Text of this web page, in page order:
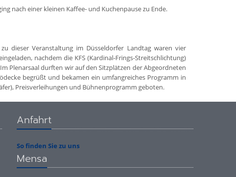
nach einer kleinen Kaffee- und Kuchenpause zu Ende.
dieser Veranstaltung im Düsseldorfer Landtag waren vier
nachdem die KFS (Kardinal-Frings-Streitschlichtung)
Plenarsaal durften wir auf den Sitzplätzen der Abgeordneten
begrüßt und bekamen ein umfangreiches Programm in
Preisverleihungen und Bühnenprogramm geboten.
Anfahrt
So finden Sie zu uns
Mensa